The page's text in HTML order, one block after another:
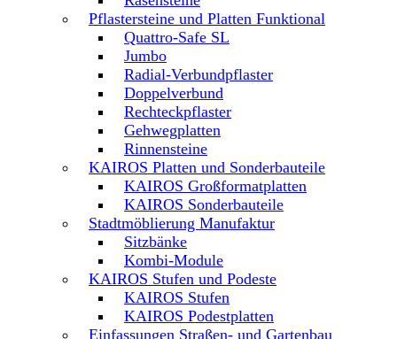
Pflastersteine und Platten Funktional
Quattro-Safe SL
Jumbo
Radial-Verbundpflaster
Doppelverbund
Rechteckpflaster
Gehwegplatten
Rinnensteine
KAIROS Platten und Sonderbauteile
KAIROS Großformatplatten
KAIROS Sonderbauteile
Stadtmöblierung Manufaktur
Sitzbänke
Kombi-Module
KAIROS Stufen und Podeste
KAIROS Stufen
KAIROS Podestplatten
Einfassungen Straßen- und Gartenbau